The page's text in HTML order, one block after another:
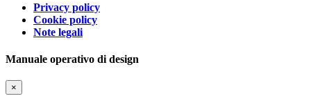
Privacy policy
Cookie policy
Note legali
Manuale operativo di design
×